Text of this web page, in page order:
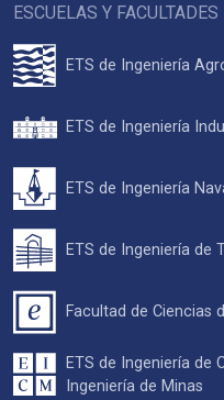
ESCUELAS Y FACULTADES
ETS de Ingeniería
ETS de Ingeniería
ETS de Ingeniería
ETS de Ingeniería de
Facultad de Ciencias
ETS de Ingeniería de
Ingeniería de Minas